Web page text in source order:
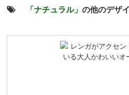
「ナチュラル」 の他のデザ